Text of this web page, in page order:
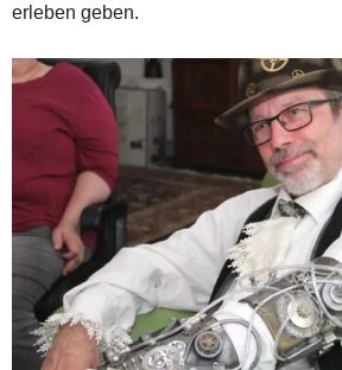
erleben geben.